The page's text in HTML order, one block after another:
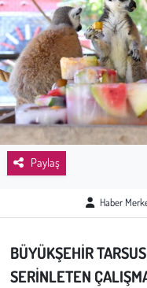
Paylaş
Haber
BÜYÜKŞEHİR
SERİNLETEN
Sağlık
Kadın
Emek
Spor
Bilim - Teknoloji